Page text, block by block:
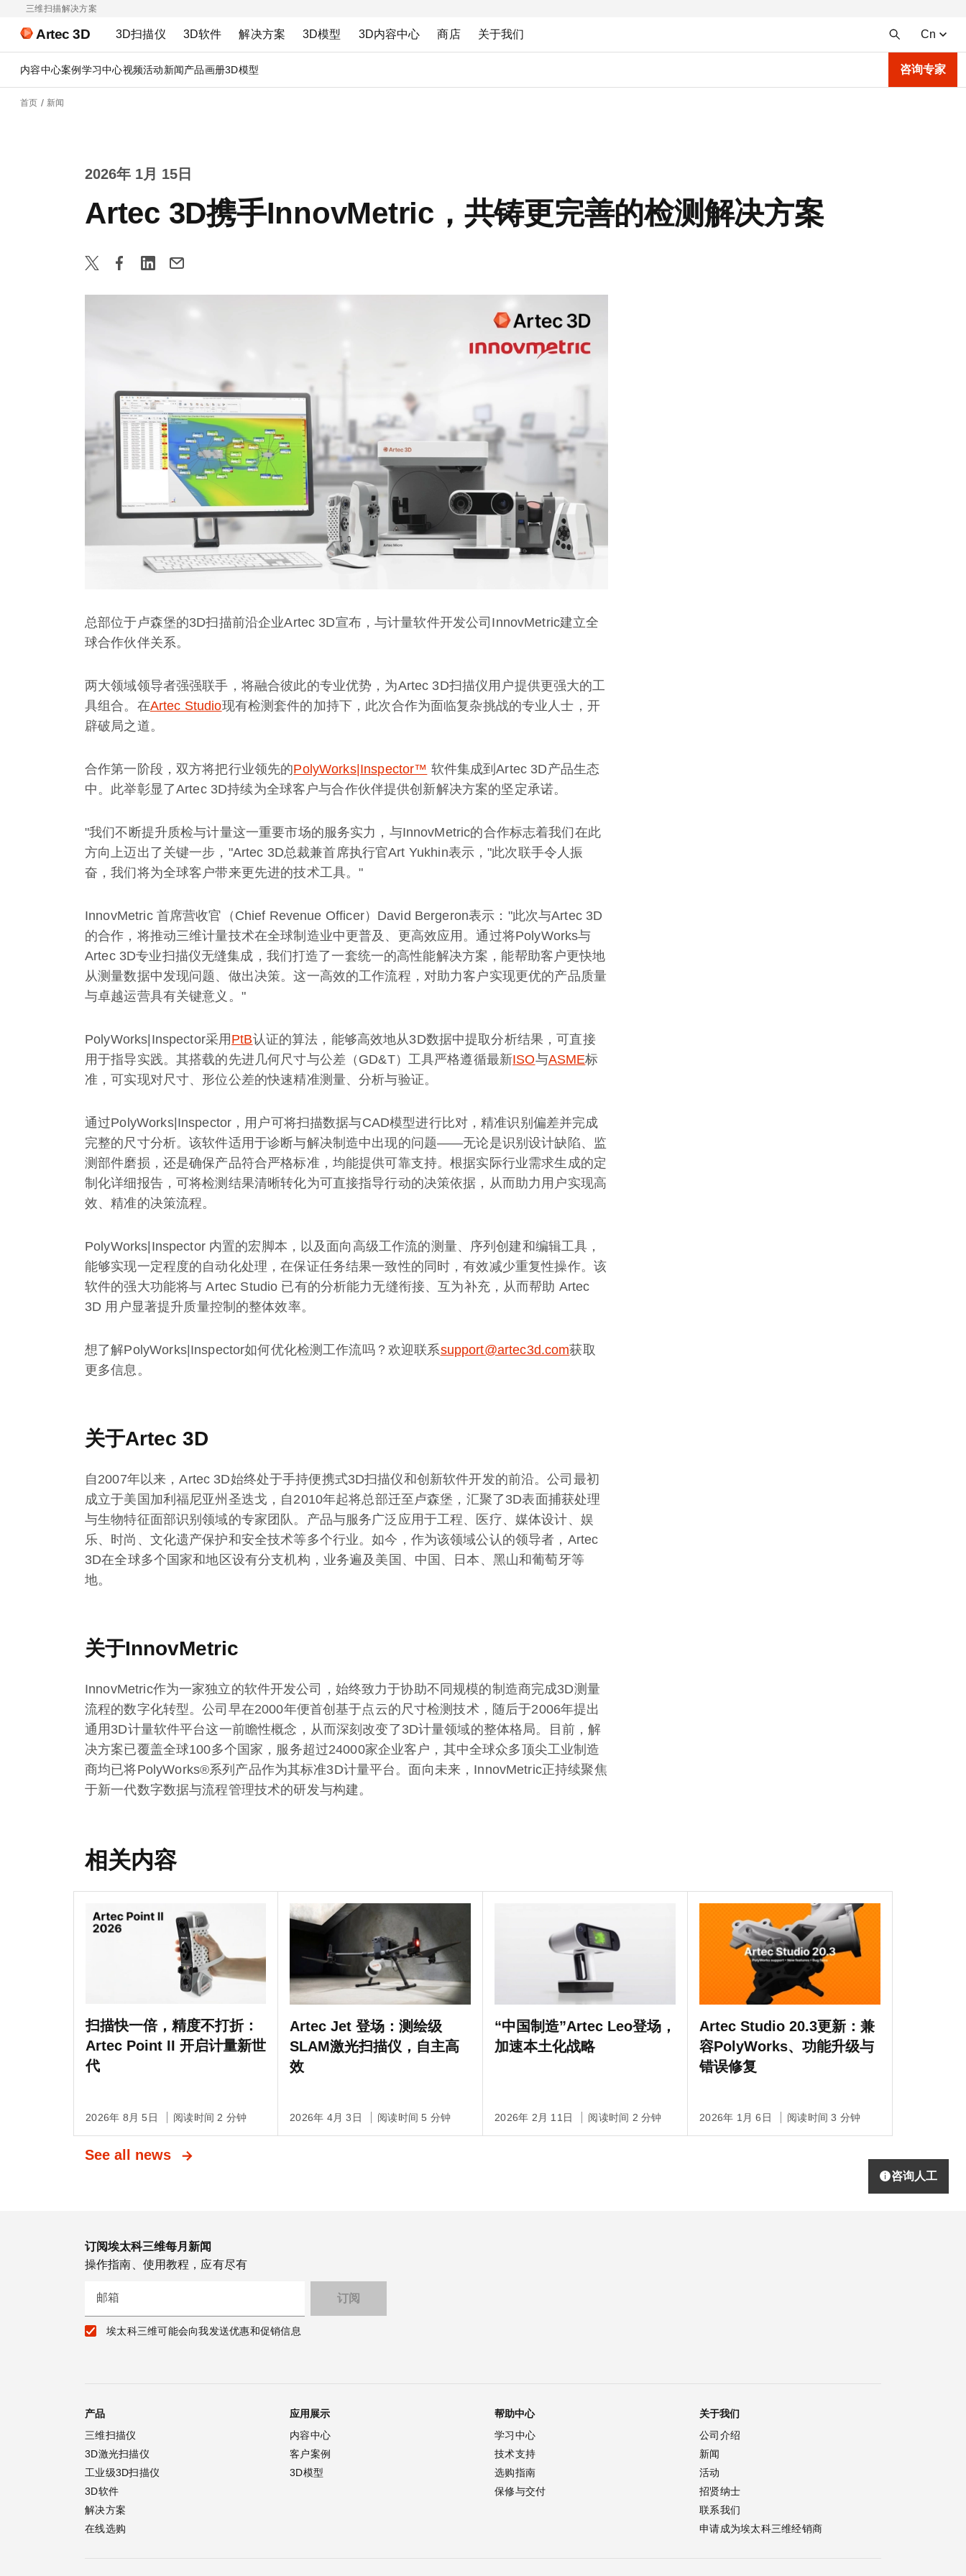
三维扫描解决方案
Artec 3D 3D扫描仪 3D软件 解决方案 3D模型 3D内容中心 商店 关于我们 Cn
内容中心案例 学习中心视频活动新闻产品画册3D模型 咨询专家
首页 新闻
2026年 1月 15日
Artec 3D携手InnovMetric，共铸更完善的检测解决方案
总部位于卢森堡的3D扫描前沿企业Artec 3D宣布，与计量软件开发公司InnovMetric建立全
球合作伙伴关系。
两大领域领导者强强联手，将融合彼此的专业优势，为Artec 3D扫描仪用户提供更强大的工
具组合。在Artec Studio现有检测套件的加持下，此次合作为面临复杂挑战的专业人士，开
辟破局之道。
合作第一阶段，双方将把行业领先的PolyWorks|Inspector™ 软件集成到Artec 3D产品生态
中。此举彰显了Artec 3D持续为全球客户与合作伙伴提供创新解决方案的坚定承诺。
"我们不断提升质检与计量这一重要市场的服务实力，与InnovMetric的合作标志着我们在此
方向上迈出了关键一步，"Artec 3D总裁兼首席执行官Art Yukhin表示，"此次联手令人振
奋，我们将为全球客户带来更先进的技术工具。"
InnovMetric 首席营收官（Chief Revenue Officer）David Bergeron表示："此次与Artec 3D
的合作，将推动三维计量技术在全球制造业中更普及、更高效应用。通过将PolyWorks与
Artec 3D专业扫描仪无缝集成，我们打造了一套统一的高性能解决方案，能帮助客户更快地
从测量数据中发现问题、做出决策。这一高效的工作流程，对助力客户实现更优的产品质量
与卓越运营具有关键意义。"
PolyWorks|Inspector采用 PtB认证的算法，能够高效地从3D数据中提取分析结果，可直接
用于指导实践。其搭载的先进几何尺寸与公差（GD&T）工具严格遵循最新ISO与ASME标
准，可实现对尺寸、形位公差的快速精准测量、分析与验证。
通过PolyWorks|Inspector，用户可将扫描数据与CAD模型进行比对，精准识别偏差并完成
完整的尺寸分析。该软件适用于诊断与解决制造中出现的问题——无论是识别设计缺陷、监
测部件磨损，还是确保产品符合严格标准，均能提供可靠支持。根据实际行业需求生成的定
制化详细报告，可将检测结果清晰转化为可直接指导行动的决策依据，从而助力用户实现高
效、精准的决策流程。
PolyWorks|Inspector 内置的宏脚本，以及面向高级工作流的测量、序列创建和编辑工具，
能够实现一定程度的自动化处理，在保证任务结果一致性的同时，有效减少重复性操作。该
软件的强大功能将与 Artec Studio 已有的分析能力无缝衔接、互为补充，从而帮助 Artec
3D 用户显著提升质量控制的整体效率。
想了解PolyWorks|Inspector如何优化检测工作流吗？欢迎联系support@artec3d.com获取
更多信息。
关于Artec 3D
自2007年以来，Artec 3D始终处于手持便携式3D扫描仪和创新软件开发的前沿。公司最初
成立于美国加利福尼亚州圣迭戈，自2010年起将总部迁至卢森堡，汇聚了3D表面捕获处理
与生物特征面部识别领域的专家团队。产品与服务广泛应用于工程、医疗、媒体设计、娱
乐、时尚、文化遗产保护和安全技术等多个行业。如今，作为该领域公认的领导者，Artec
3D在全球多个国家和地区设有分支机构，业务遍及美国、中国、日本、黑山和葡萄牙等
地。
关于InnovMetric
InnovMetric作为一家独立的软件开发公司，始终致力于协助不同规模的制造商完成3D测量
流程的数字化转型。公司早在2000年便首创基于点云的尺寸检测技术，随后于2006年提出
通用3D计量软件平台这一前瞻性概念，从而深刻改变了3D计量领域的整体格局。目前，解
决方案已覆盖全球100多个国家，服务超过24000家企业客户，其中全球众多顶尖工业制造
商均已将PolyWorks®系列产品作为其标准3D计量平台。面向未来，InnovMetric正持续聚焦
于新一代数字数据与流程管理技术的研发与构建。
相关内容
扫描快一倍，精度不打折：
Artec Point II 开启计量新世
代
2026年 8月 5日 阅读时间 2 分钟
Artec Jet 登场：测绘级
SLAM激光扫描仪，自主高
效
2026年 4月 3日 阅读时间 5 分钟
“中国制造”Artec Leo登场，
加速本土化战略
2026年 2月 11日 阅读时间 2 分钟
Artec Studio 20.3更新：兼
容PolyWorks、功能升级与
错误修复
2026年 1月 6日 阅读时间 3 分钟
See all news
咨询人工
订阅埃太科三维每月新闻
操作指南、使用教程，应有尽有
邮箱
埃太科三维可能会向我发送优惠和促销信息
产品
三维扫描仪
3D激光扫描仪
工业级3D扫描仪
3D软件
解决方案
在线选购
应用展示
内容中心
客户案例
3D模型
帮助中心
学习中心
技术支持
选购指南
保修与交付
关于我们
公司介绍
新闻
活动
招贤纳士
联系我们
申请成为埃太科三维经销商